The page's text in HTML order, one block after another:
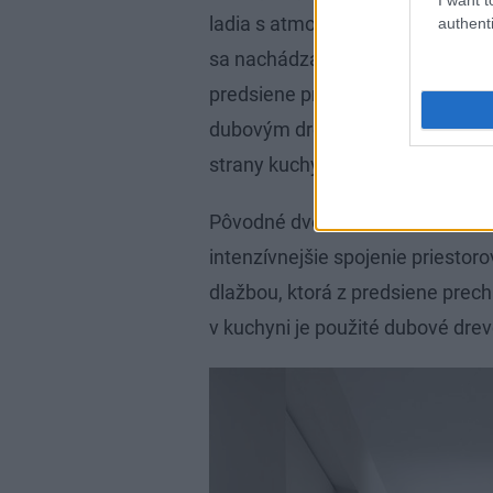
ladia s atmosférou bytu.
sa nachádza pracovňa, nad
predsiene prirodzené svetlo. V
dubovým drevom obložený
strany kuchyne úložné priestory.
Pôvodné dvere medzi chodbou
intenzívnejšie spojenie
dlažbou, ktorá z predsiene
v kuchyni je použité dubové